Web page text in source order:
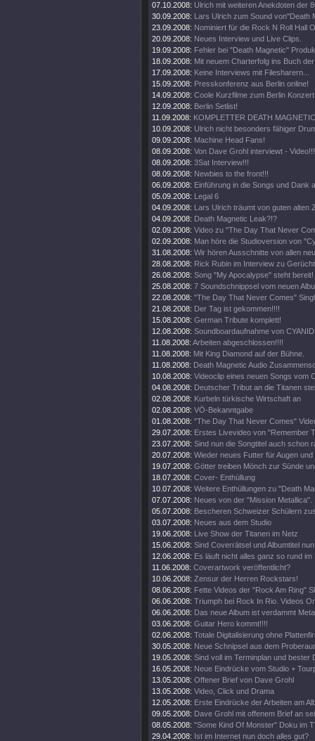
07.10.2008: Ulrich mit weiteren Anekdoten der
30.09.2008: Lars Ulrich zum Sound von"Death
23.09.2008: Nominiert für die Rock N Roll Hall
20.09.2008: Neues Interview und Live Clips.
19.09.2008: Fehler bei "Death Magnetic"
18.09.2008: Mit neuem Charterfolg ins Buch
17.09.2008: Keine Interviews mit Filesharern...
15.09.2008: Presskonferenz aus Berlin online!
14.09.2008: Coole Kurzfilme zum Berlin
12.09.2008: Berlin Setlist!
11.09.2008: KOMPLETTER DEATH
10.09.2008: Ulrich nicht besonders fähiger
09.09.2008: Machine Head Fans!
08.09.2008: Von Dave Grohl interviewt - Video!!!
08.09.2008: 3Sat Interview!!!
08.09.2008: Newbies to the front!!!
06.09.2008: Einführung in die Songs und Dank
05.09.2008: Legal 6
04.09.2008: Lars Ulrich träumt von guten alten
04.09.2008: Death Magnetic Leak?!?
02.09.2008: Video zu "The Day That Never
02.09.2008: Man höre die Studioversion von
31.08.2008: Wir hören Ausschnitte von allen
28.08.2008: Rick Rubin im Interview zu
26.08.2008: Song "My Apocalypse" steht bereit!
25.08.2008: 7 Soundschnippsel vom neuen
22.08.2008: "The Day That Never Comes"
21.08.2008: Der Tag ist gekommen!!!!
15.08.2008: German Tribute komplett!
12.08.2008: Soundboardaufnahme von
11.08.2008: Arbeiten abgeschlossen!!!!
11.08.2008: Mit King Diamond auf der Bühne.
11.08.2008: Death Magnetic Audio
10.08.2008: Videoclip eines neuen Songs vom
04.08.2008: Deutscher Tribut an die Titanen
02.08.2008: Kurbeln türkische Wirtschaft an
02.08.2008: VÖ-Bekanntgabe
01.08.2008: "The Day That Never Comes"
29.07.2008: Erstes Livevideo von "Remember
23.07.2008: Sind nun die Songtitel auch schon
20.07.2008: Wieder neues Futter für Augen
19.07.2008: Götter treiben Mönch zur Sünde
18.07.2008: Cover- Enthüllung
10.07.2008: Weitere Enthüllungen zu "Death
07.07.2008: Neues von der "Mission Metallica".
05.07.2008: Bescheren Schweizer Schülern
03.07.2008: Neues aus dem Studio
19.06.2008: Live Show der Titanen im Netz
15.06.2008: Sind Coverrätsel und Albumtitel
12.06.2008: Es läuft nicht alles ganz so rund im
11.06.2008: Coverartwork veröffentlicht?
10.06.2008: Zensur der Herren Rockstars!
08.06.2008: Fette Videos der "Rock Am Ring"
06.06.2008: Triumph bei Rock In Rio. Videos
06.06.2008: Das neue Album ist verdammt
03.06.2008: Guitar Hero kommt!!!!
02.06.2008: Totale Digitalisierung ohne
30.05.2008: Neue Schnipsel aus dem
19.05.2008: Sind voll im Terminplan und bester
16.05.2008: Neue Eindrücke vom Studio +
13.05.2008: Offener Brief von Dave Grohl
13.05.2008: Video, Click und Drama
12.05.2008: Erste Eindrücke der Arbeiten am
09.05.2008: Dave Grohl mit offenem Brief an
08.05.2008: "Some Kind Of Monster" Doku im
29.04.2008: Ist im Internet nun doch alles gut?